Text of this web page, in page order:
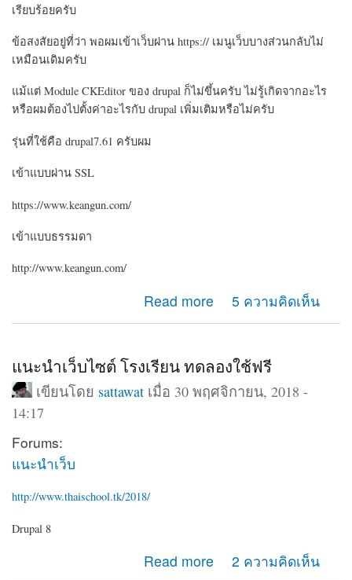
เรียบร้อยครับ
ข้อสงสัยอยู่ที่ว่า พอผมเข้าเว็บผ่าน https:// เมนูเว็บบางส่วนกลับไม่
เหมือนเดิมครับ
แม้แต่ Module CKEditor ของ drupal ก็ไม่ขึ้นครับ ไม่รู้เกิดจากอะไร
หรือผมต้องไปตั้งค่าอะไรกับ drupal เพิ่มเติมหรือไม่ครับ
รุ่นที่ใช้คือ drupal7.61 ครับผม
เข้าแบบผ่าน SSL
https://www.keangun.com/
เข้าแบบธรรมดา
http://www.keangun.com/
Read more
about ขอคำแนะนำครับ ระหว่างเข้าเว็บด้วย http กับ https
ทำไมเมนูต่างกันครับ
5 ความคิดเห็น
แนะนำเว็บไซต์ โรงเรียน ทดลองใช้ฟรี
เขียนโดย sattawat เมื่อ 30 พฤศจิกายน, 2018 -
14:17
Forums:
แนะนำเว็บ
http://www.thaischool.tk/2018/
Drupal 8
Read more
about แนะนำเว็บไซต์ โรงเรียน ทดลองใช้ฟรี2 ความคิดเห็น